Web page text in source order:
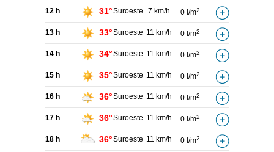
12 h 31°Suroeste 7 km/h 0 l/m2
13 h 33°Suroeste 11 km/h 0 l/m2
14 h 34°Suroeste 11 km/h 0 l/m2
15 h 35°Suroeste 11 km/h 0 l/m2
16 h 36°Suroeste 11 km/h 0 l/m2
17 h 36°Suroeste 11 km/h 0 l/m2
18 h 36°Suroeste 11 km/h 0 l/m2